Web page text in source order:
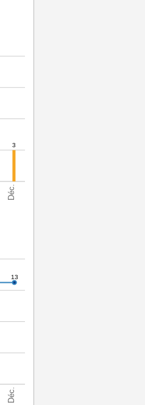
Déc.
3
Déc.
13